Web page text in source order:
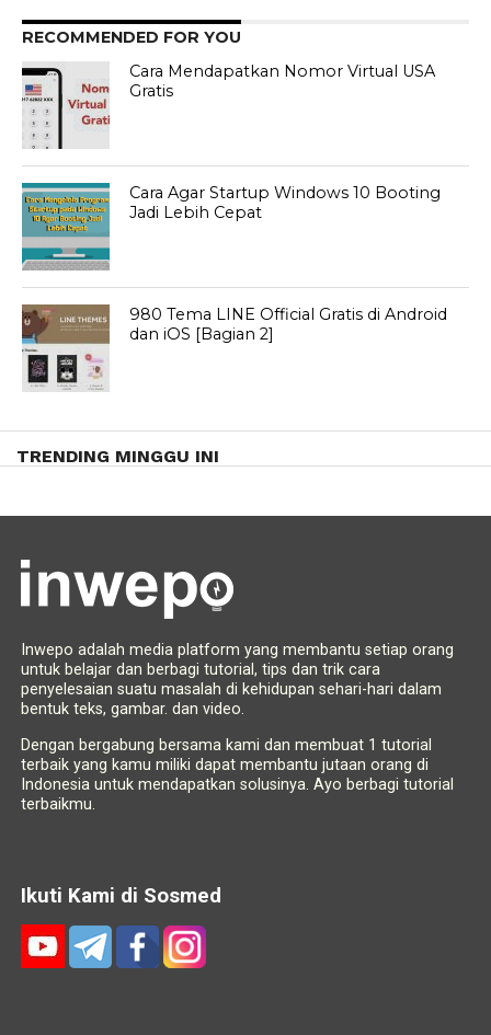
RECOMMENDED FOR YOU
Cara Mendapatkan Nomor Virtual USA
Gratis
Cara Agar Startup Windows 10 Booting
Jadi Lebih Cepat
980 Tema LINE Official Gratis di Android
dan iOS [Bagian 2]
TRENDING MINGGU INI
Inwepo adalah media platform yang membantu setiap orang
untuk belajar dan berbagi tutorial, tips dan trik cara
penyelesaian suatu masalah di kehidupan sehari-hari dalam
bentuk teks, gambar. dan video.
Dengan bergabung bersama kami dan membuat 1 tutorial
terbaik yang kamu miliki dapat membantu jutaan orang di
Indonesia untuk mendapatkan solusinya. Ayo berbagi tutorial
terbaikmu.
Ikuti Kami di Sosmed